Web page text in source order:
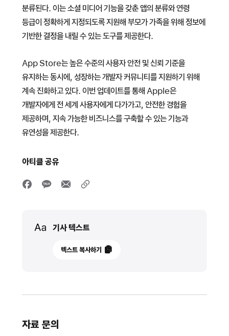
분류된다. 이는 소셜 미디어 기능을 갖춘 앱의 분류와 연령
등급이 정확하게 지정되도록 지원해 부모가 가족을 위해 정보에
기반한 결정을 내릴 수 있는 도구를 제공한다.
App Store는 높은 수준의 사용자 안전 및 신뢰 기준을
유지하는 동시에, 성장하는 개발자 커뮤니티를 지원하기 위해
계속 진화하고 있다. 이번 업데이트를 통해 Apple은
개발자에게 전 세계 사용자에게 다가가고, 안전한 경험을
제공하며, 지속 가능한 비즈니스를 구축할 수 있는 기능과
유연성을 제공한다.
아티클 공유
Media기사 텍스트
2026년
업데이트
개발자의
텍스트 복사하기
자료 문의